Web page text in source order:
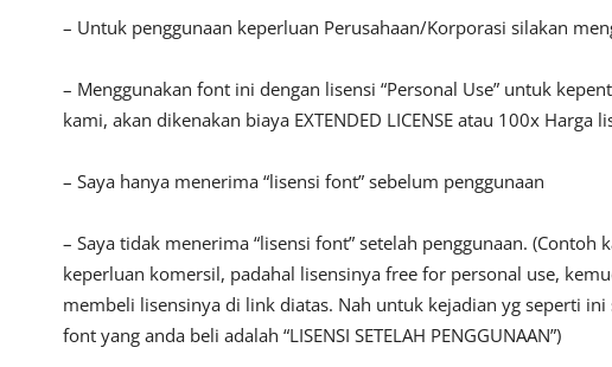
– Untuk penggunaan keperluan Perusahaan/Korporasi silakan
– Menggunakan font ini dengan lisensi “Personal Use” untuk
kami, akan dikenakan biaya EXTENDED LICENSE atau 100x Harga
– Saya hanya menerima “lisensi font” sebelum penggunaan
– Saya tidak menerima “lisensi font” setelah penggunaan.
keperluan komersil, padahal lisensinya free for personal use,
membeli lisensinya di link diatas. Nah untuk kejadian yg seperti ini
font yang anda beli adalah “LISENSI SETELAH PENGGUNAAN”)